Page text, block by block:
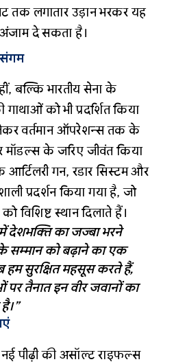
तक लगातार उड़ान भरकर यह
दे सकता है।
बल्कि भारतीय सेना के
को भी प्रदर्शित किया
वर्तमान ऑपरेशन्स तक के
मॉडल्स के जरिए जीवंत किया
आर्टिलरी गन, रडार सिस्टम और
प्रदर्शन किया गया है, जो
विशिष्ट स्थान दिलाते हैं।
में देशभक्ति का जज्बा भरने
सम्मान को बढ़ाने का एक
हम सुरक्षित महसूस करते हैं,
तैनात इन वीर जवानों का
नई पीढ़ी की असॉल्ट राइफल्स